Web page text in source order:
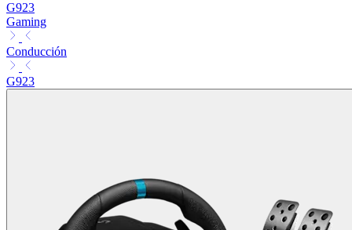
G923
Gaming
Conducción
G923